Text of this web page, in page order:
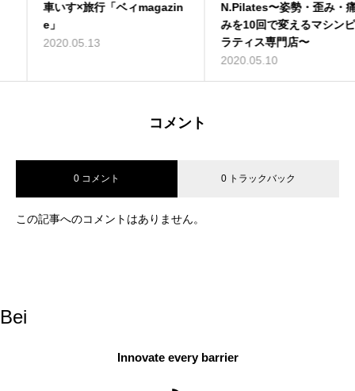
車いす×旅行「ベィmagazin
2020.05.13
N.Pilates〜姿勢・歪み・痛
みを10回で変えるマシンピ
ラティス専門店〜
2020.05.10
コメント
0 コメント 0 トラックバック
この記事へのコメントはありません。
Bei
Innovate every barrier